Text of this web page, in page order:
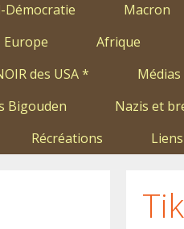
Démocratie Macron
Europe Afrique
des USA * Médias
Bigouden
Nazis et
Récréations Liens